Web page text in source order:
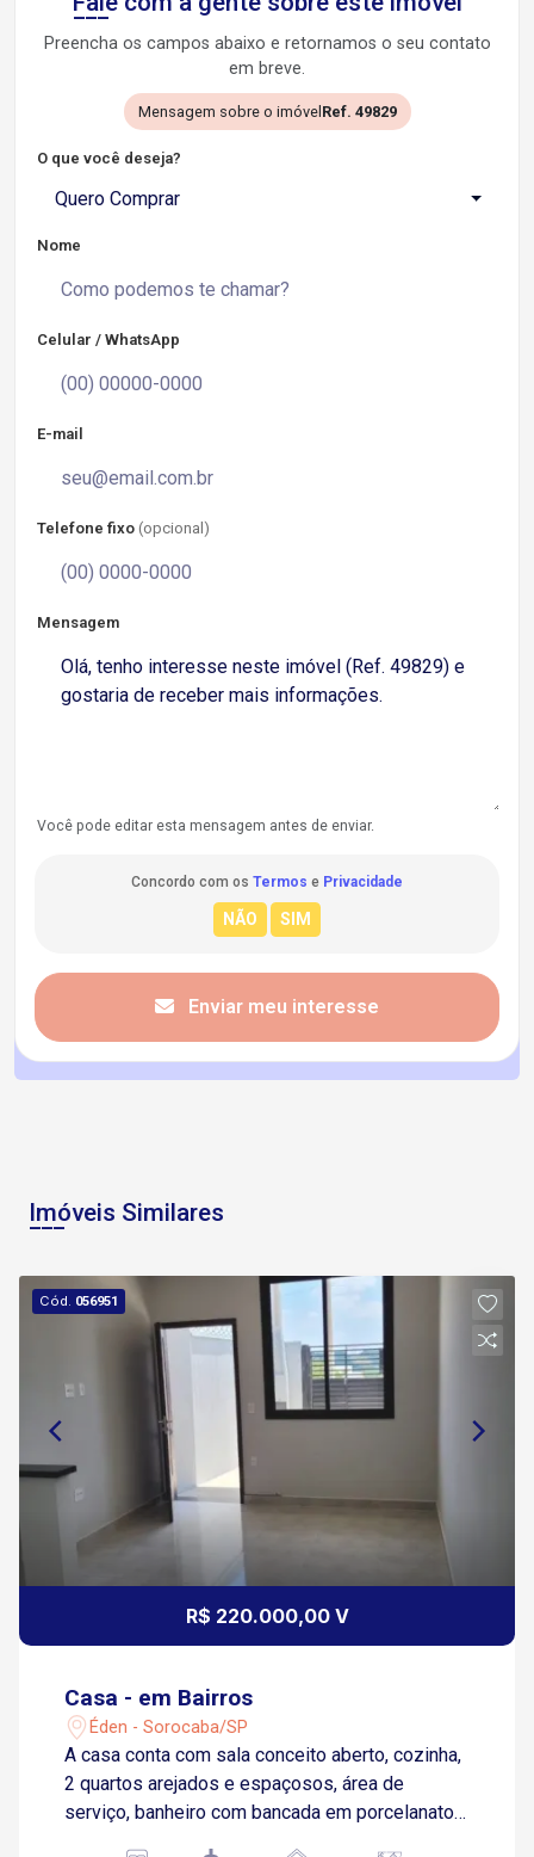
Preencha os campos abaixo e retornamos o seu contato
em breve.
Mensagem sobre o imóvel Ref. 49829
O que você deseja?
Quero Comprar
Nome
Celular / WhatsApp
E-mail
Telefone fixo (opcional)
Mensagem
Você pode editar esta mensagem antes de enviar.
Concordo com os Termos e Privacidade
Enviar meu interesse
Imóveis Similares
Cód. 056951
R$ 220.000,00 V
Casa - em Bairros
Éden - Sorocaba/SP
A casa conta com sala conceito aberto, cozinha,
2 quartos arejados e espaçosos, área de
serviço, banheiro com bancada em porcelanato